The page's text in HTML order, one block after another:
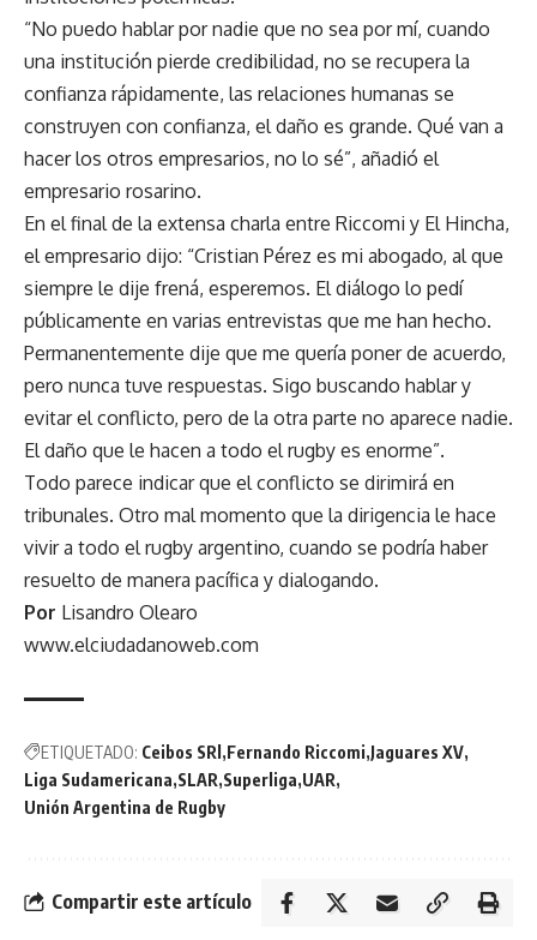
“No puedo hablar por nadie que no sea por mí, cuando
una institución pierde credibilidad, no se recupera la
confianza rápidamente, las relaciones humanas se
construyen con confianza, el daño es grande. Qué van a
hacer los otros empresarios, no lo sé”, añadió el
empresario rosarino.
En el final de la extensa charla entre Riccomi y El Hincha,
el empresario dijo: “Cristian Pérez es mi abogado, al que
siempre le dije frená, esperemos. El diálogo lo pedí
públicamente en varias entrevistas que me han hecho.
Permanentemente dije que me quería poner de acuerdo,
pero nunca tuve respuestas. Sigo buscando hablar y
evitar el conflicto, pero de la otra parte no aparece nadie.
El daño que le hacen a todo el rugby es enorme”.
Todo parece indicar que el conflicto se dirimirá en
tribunales. Otro mal momento que la dirigencia le hace
vivir a todo el rugby argentino, cuando se podría haber
resuelto de manera pacífica y dialogando.
Por Lisandro Olearo
www.elciudadanoweb.com
ETIQUETADO: Ceibos SRl Fernando Riccomi Jaguares XV
Liga Sudamericana SLAR Superliga UAR
Unión Argentina de Rugby
Compartir este artículo